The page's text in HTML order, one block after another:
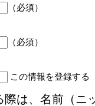
（必須）
（必須）
この情報を登録する
際は、名前（ニ